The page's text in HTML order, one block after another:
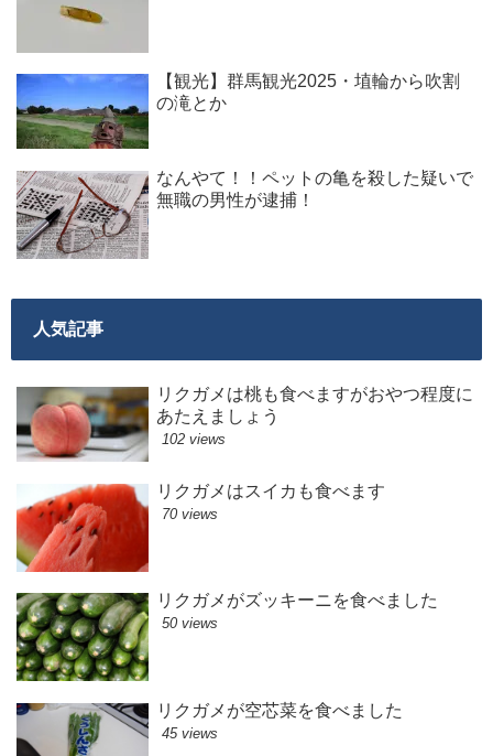
【観光】群馬観光2025・埴輪から吹割
の滝とか
なんやて！！ペットの亀を殺した疑いで
無職の男性が逮捕！
人気記事
リクガメは桃も食べますがおやつ程度に
あたえましょう
102 views
リクガメはスイカも食べます
70 views
リクガメがズッキーニを食べました
50 views
リクガメが空芯菜を食べました
45 views